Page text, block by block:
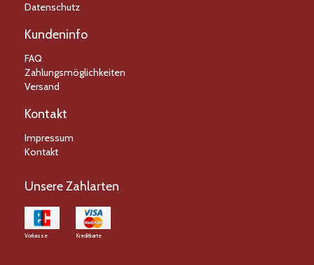
Datenschutz
Kundeninfo
FAQ
Zahlungsmöglichkeiten
Versand
Kontakt
Impressum
Kontakt
Unsere Zahlarten
Vorkasse Kreditkarte